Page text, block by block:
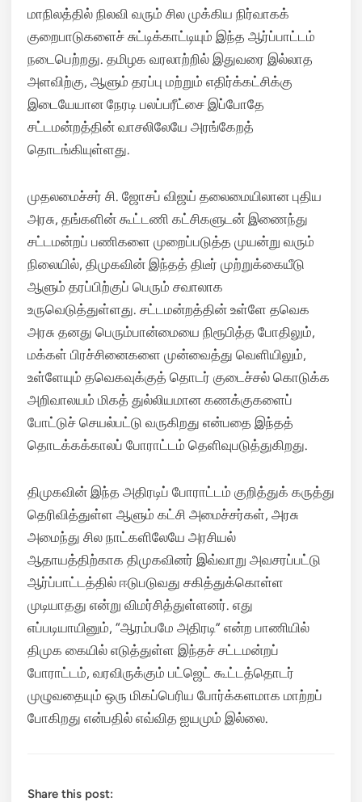
மாநிலத்தில் நிலவி வரும் சில முக்கிய நிர்வாகக்
குறைபாடுகளைச் சுட்டிக்காட்டியும் இந்த ஆர்ப்பாட்டம்
நடைபெற்றது. தமிழக வரலாற்றில் இதுவரை இல்லாத
அளவிற்கு, ஆளும் தரப்பு மற்றும் எதிர்க்கட்சிக்கு
இடையேயான நேரடி பலப்பரீட்சை இப்போதே
சட்டமன்றத்தின் வாசலிலேயே அரங்கேறத்
தொடங்கியுள்ளது.
முதலமைச்சர் சி. ஜோசப் விஜய் தலைமையிலான புதிய
அரசு, தங்களின் கூட்டணி கட்சிகளுடன் இணைந்து
சட்டமன்றப் பணிகளை முறைப்படுத்த முயன்று வரும்
நிலையில், திமுகவின் இந்தத் திடீர் முற்றுக்கையீடு
ஆளும் தரப்பிற்குப் பெரும் சவாலாக
உருவெடுத்துள்ளது. சட்டமன்றத்தின் உள்ளே தவெக
அரசு தனது பெரும்பான்மையை நிரூபித்த போதிலும்,
மக்கள் பிரச்சினைகளை முன்வைத்து வெளியிலும்,
உள்ளேயும் தவெகவுக்குத் தொடர் குடைச்சல் கொடுக்க
அறிவாலயம் மிகத் துல்லியமான கணக்குகளைப்
போட்டுச் செயல்பட்டு வருகிறது என்பதை இந்தத்
தொடக்கக்காலப் போராட்டம் தெளிவுபடுத்துகிறது.
திமுகவின் இந்த அதிரடிப் போராட்டம் குறித்துக் கருத்து
தெரிவித்துள்ள ஆளும் கட்சி அமைச்சர்கள், அரசு
அமைந்து சில நாட்களிலேயே அரசியல்
ஆதாயத்திற்காக திமுகவினர் இவ்வாறு அவசரப்பட்டு
ஆர்ப்பாட்டத்தில் ஈடுபடுவது சகித்துக்கொள்ள
முடியாதது என்று விமர்சித்துள்ளனர். எது
எப்படியாயினும், “ஆரம்பமே அதிரடி” என்ற பாணியில்
திமுக கையில் எடுத்துள்ள இந்தச் சட்டமன்றப்
போராட்டம், வரவிருக்கும் பட்ஜெட் கூட்டத்தொடர்
முழுவதையும் ஒரு மிகப்பெரிய போர்க்களமாக மாற்றப்
போகிறது என்பதில் எவ்வித ஐயமும் இல்லை.
Share this post: